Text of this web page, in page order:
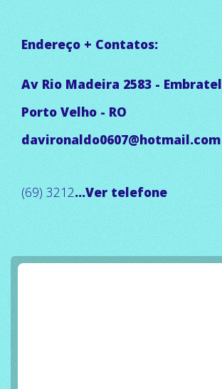
Endereço + Contatos:
Av Rio Madeira 2583 - Embratel
Porto Velho - RO
davironaldo0607@hotmail.com
(69) 3212...Ver telefone